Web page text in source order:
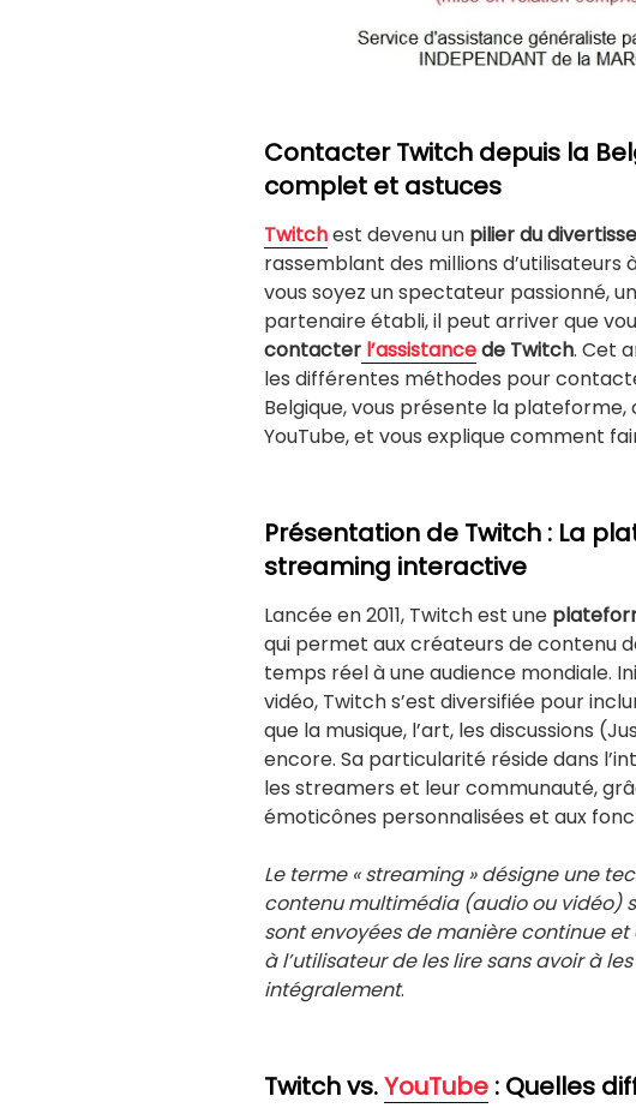
Contacter Twitch depuis la
complet et astuces
Twitchest devenu un pilier du
rassemblant des millions d’utilisateurs
vous soyez un spectateur passionné,
partenaire établi, il peut arriver que
contacter l’assistancede Twitch. Cet
les différentes méthodes pour
Belgique, vous présente la
YouTube, et vous explique comment
Présentation de Twitch : La
streaming interactive
Lancée en 2011, Twitch est une
qui permet aux créateurs de contenu
temps réel à une audience mondiale.
vidéo, Twitch s’est diversifiée pour
que la musique, l’art, les discussions
encore. Sa particularité réside dans
les streamers et leur communauté,
émoticônes personnalisées et aux
Le terme « streaming » désigne une
contenu multimédia (audio ou vidéo)
sont envoyées de manière continue
à l’utilisateur de les lire sans avoir à
intégralement.
Twitch vs.YouTube : Quelles